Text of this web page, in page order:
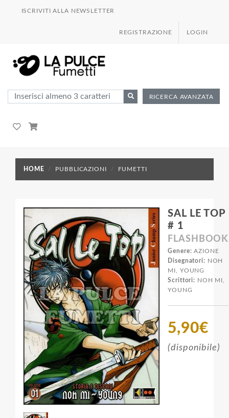
ISCRIVITI ALLA NEWSLETTER
REGISTRAZIONE LOGIN
RICERCA AVANZATA
HOME PUBBLICAZIONI FUMETTI
SAL LE TOP
# 1
FLASHBOOK
Genere: AZIONE
Disegnatori: NOH
MI, YOUNG
Scrittori: NOH MI,
YOUNG
5,90€
(disponibile)